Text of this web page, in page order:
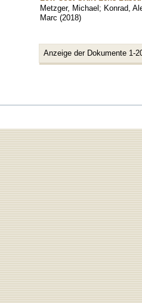
Metzger, Michael; Konrad,
Marc (2018)
Anzeige der Dokumente 1-